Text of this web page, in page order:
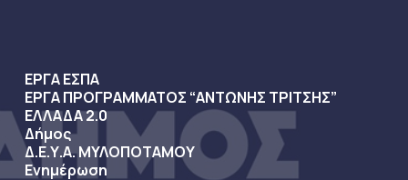
ΕΡΓΑ ΕΣΠΑ
ΕΡΓΑ ΠΡΟΓΡΑΜΜΑΤΟΣ “ΑΝΤΩΝΗΣ ΤΡΙΤΣΗΣ”
ΕΛΛΑΔΑ 2.0
Δήμος
Δ.Ε.Υ.Α. ΜΥΛΟΠΟΤΑΜΟΥ
Ενημέρωση